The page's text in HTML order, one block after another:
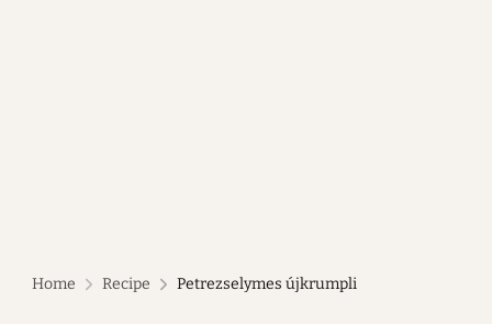
Home Recipe Petrezselymes újkrumpli